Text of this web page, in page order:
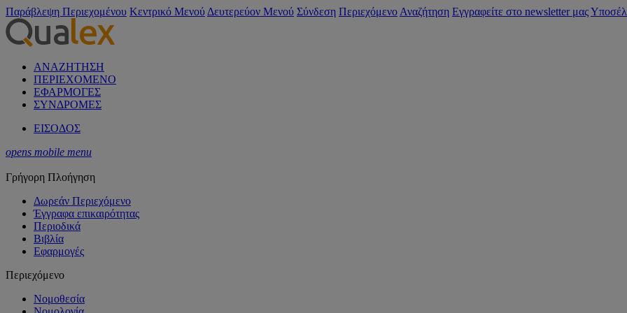
Παράβλεψη Περιεχομένου Κεντρικό Μενού Δευτερεύον Μενού Σύνδεση Περιεχόμενο Αναζήτηση Εγγραφείτε στο newsletter μας
ΑΝΑΖΗΤΗΣΗ
ΠΕΡΙΕΧΟΜΕΝΟ
ΕΦΑΡΜΟΓΕΣ
ΣΥΝΔΡΟΜΕΣ
ΕΙΣΟΔΟΣ
opens mobile menu
Γρήγορη Πλοήγηση
Δωρεάν Περιεχόμενο
Έγγραφα επικαιρότητας
Περιοδικά
Βιβλία
Εφαρμογές
Περιεχόμενο
Νομοθεσία